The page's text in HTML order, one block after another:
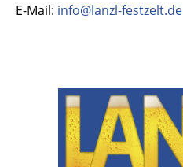
E-Mail: info@lanzl-festzelt.de